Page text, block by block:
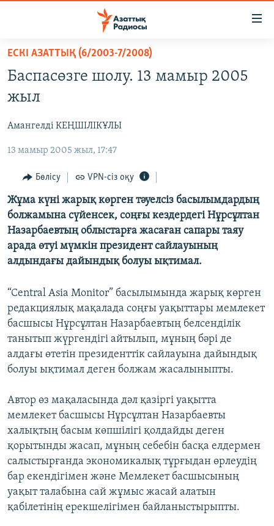
Skip
main
content
to
Navigation
Search
ҚАҢТАР ОҚИҒАСЫ
АДАМ ҚҰҚЫҚТАРЫ
ӘЛЕУМЕТ
ӘЛЕМ
АРНАЙЫ ЖОБАЛАР
Русский
Басқа тілдерде
ЕСКІ АЗАТТЫҚ (6/2003-7/2008)
Баспасөзге шолу. 13 мамыр 2005
жыл
Амангелді КЕҢШІЛІКҰЛЫ
13 мамыр 2005 жыл, 17:47
Бөлісу VPN-сіз оқу
Жұма күні жарық көрген тәуелсіз басылымдардың
болжамына сүйенсек, соңғы кездердегі Нұрсұлтан
Назарбаевтың облыстарға жасаған сапары таяу
арада өтуі мүмкін президент сайлауының
алдындағы дайындық болуы ықтимал.
“Central Asia Monitor” басылымында жарық көрген
редакциялық мақалада соңғы уақыттары мемлекет
басшысы Нұрсұлтан Назарбаевтың белсенділік
танытып жүргендігі айтылып, мұның бәрі де
алдағы өтетін президенттік сайлауына дайындық
болуы ықтимал деген болжам жасалыныпты.
Автор өз мақаласында дәл қазіргі уақытта
мемлекет басшысы Нұрсұлтан Назарбаевты
халықтың басым көпшілігі қолдайды деген
қорытынды жасап, мұның себебін басқа елдермен
салыстырғанда экономикалық тұрғыдан өрлеудің
бар екендігімен және Мемлекет басшысының
уақыт талабына сай жұмыс жасай алатын
қабілетінің ерекшелігімен байланыстырыпты.